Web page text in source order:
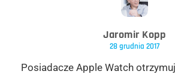
Jaromir Kopp
28 grudnia 2017
Posiadacze Apple Watch